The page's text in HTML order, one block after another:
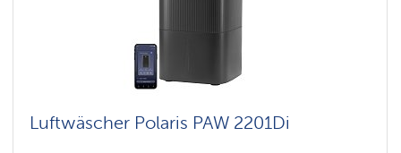
Luftwäscher Polaris PAW 2201Di